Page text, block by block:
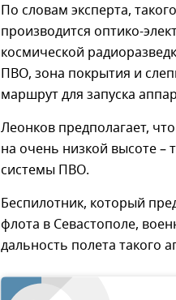
По словам эксперта,
производится оптико-
космической
ПВО, зона покрытия и
маршрут для запуска
Леонков предполагает,
на очень низкой высоте –
системы ПВО.
Беспилотник, который
флота в Севастополе,
дальность полета такого